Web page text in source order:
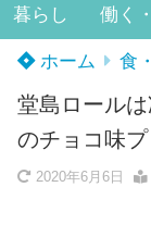
暮らし 働く
ホーム 食
堂島ロール
のチョコ味
2020年6月6日